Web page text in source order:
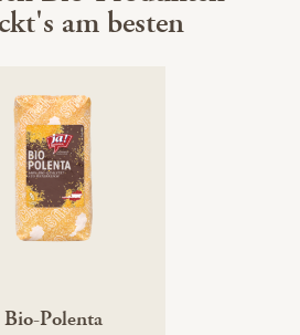
am besten
Bio-Polenta